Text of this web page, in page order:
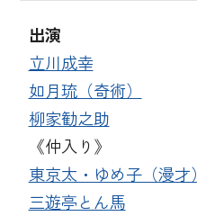
出演
立川成幸
如月琉（奇術）
柳家勧之助
《仲入り》
東京太・ゆめ子（漫才）
三遊亭とん馬